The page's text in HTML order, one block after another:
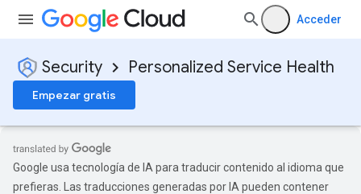
Acceder
Security Personalized Service Health
Empezar gratis
Google usa tecnología de IA para traducir contenido al idioma que
prefieras. Las traducciones generadas por IA pueden contener